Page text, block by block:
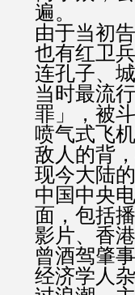
遍。
由于当初
也有红卫
连孔子、
当时最流
罪」，被
喷气式飞
敌人的背
现今大陆
中国中央
面，包括
影片、香
曾酒驾肇
经济学人